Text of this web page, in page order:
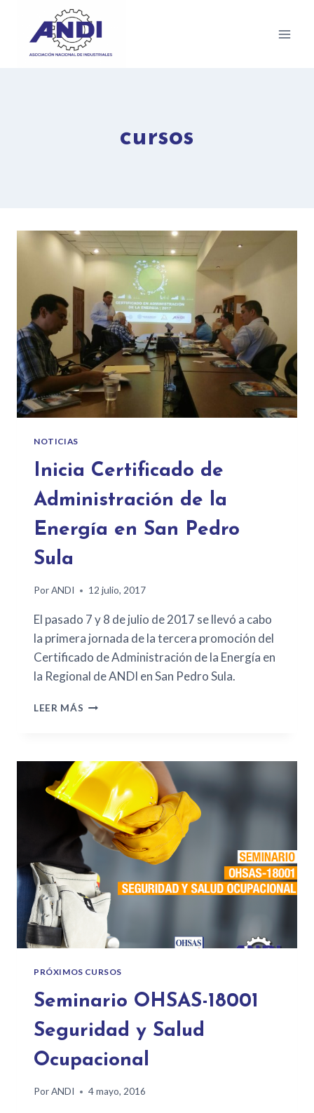
cursos
NOTICIAS
Inicia Certificado de
Administración de la
Energía en San Pedro
Sula
PorANDI 12 julio, 2017
El pasado 7 y 8 de julio de 2017 se llevó a cabo
la primera jornada de la tercera promoción del
Certificado de Administración de la Energía en
la Regional de ANDI en San Pedro Sula.
LEER MÁS
PRÓXIMOS CURSOS
Seminario OHSAS-18001
Seguridad y Salud
Ocupacional
PorANDI 4 mayo, 2016